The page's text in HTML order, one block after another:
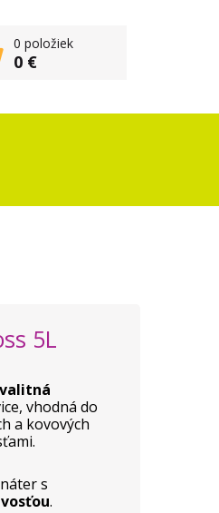
0 položiek
0 €
5L
vhodná do
a kovových
s
.